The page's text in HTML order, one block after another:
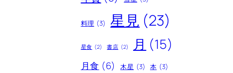
料理 (3) 星見 (23)
星食 (2) 書店 (2) 月 (15)
月食 (6) 木星 (3) 本 (3)